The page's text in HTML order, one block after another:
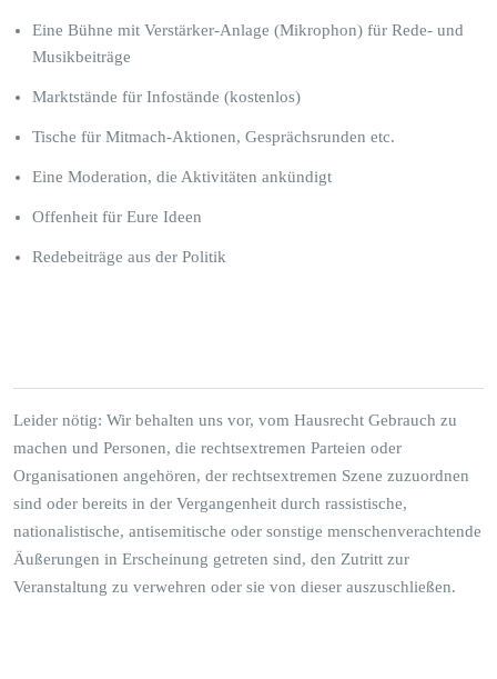
Eine Bühne mit Verstärker-Anlage (Mikrophon) für Rede- und
Musikbeiträge
Marktstände für Infostände (kostenlos)
Tische für Mitmach-Aktionen, Gesprächsrunden etc.
Eine Moderation, die Aktivitäten ankündigt
Offenheit für Eure Ideen
Redebeiträge aus der Politik
Leider nötig: Wir behalten uns vor, vom Hausrecht Gebrauch zu
machen und Personen, die rechtsextremen Parteien oder
Organisationen angehören, der rechtsextremen Szene zuzuordnen
sind oder bereits in der Vergangenheit durch rassistische,
nationalistische, antisemitische oder sonstige menschenverachtende
Äußerungen in Erscheinung getreten sind, den Zutritt zur
Veranstaltung zu verwehren oder sie von dieser auszuschließen.